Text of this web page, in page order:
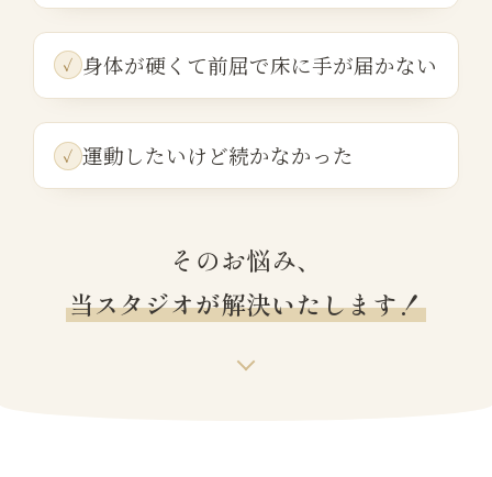
身体が硬くて前屈で床に手が届かない
運動したいけど続かなかった
そのお悩み、
当スタジオが解決いたします！